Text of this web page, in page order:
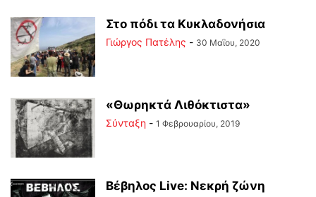
Στο πόδι τα Κυκλαδονήσια
Γιώργος Πατέλης - 30 Μαΐου, 2020
«Θωρηκτά Λιθόκτιστα»
Σύνταξη - 1 Φεβρουαρίου, 2019
Βέβηλος Live: Νεκρή ζώνη